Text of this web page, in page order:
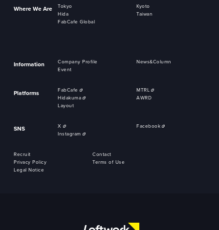
Where We Are Tokyo
Kyoto
Hida
Taiwan
FabCafe Global
Information Company Profile
News&Column
Event
Platforms FabCafe
MTRL
Hidakuma
AWRD
Layout
SNS X
Facebook
Instagram
Recruit
Contact
Privacy Policy
Terms of Use
Legal Notice